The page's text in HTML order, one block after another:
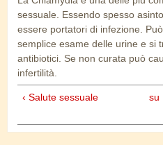
sessuale. Essendo spesso
essere portatori di infezione.
semplice esame delle urine e si
antibiotici. Se non curata può
infertilità.
‹ Salute sessuale su